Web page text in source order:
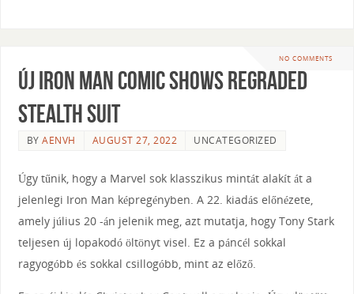
NO COMMENTS
Új Iron Man Comic Shows Regraded
Stealth Suit
BYAENVH AUGUST 27, 2022 UNCATEGORIZED
Úgy tűnik, hogy a Marvel sok klasszikus mintát alakít át a
jelenlegi Iron Man képregényben. A 22. kiadás előnézete,
amely július 20 -án jelenik meg, azt mutatja, hogy Tony Stark
teljesen új lopakodó öltönyt visel. Ez a páncél sokkal
ragyogóbb és sokkal csillogóbb, mint az előző.